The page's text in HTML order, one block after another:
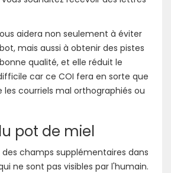
aidera non seulement à éviter
mais aussi à obtenir des pistes
qualité, et elle réduit le
car ce COI fera en sorte que
les courriels mal orthographiés ou
pot de miel
champs supplémentaires dans
ne sont pas visibles par l'humain.